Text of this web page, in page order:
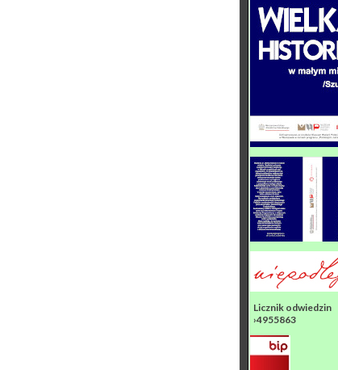
Licznik odwiedzin
›4955863